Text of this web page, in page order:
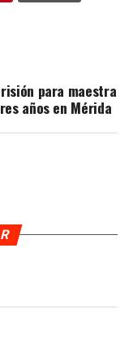
para maestra
años en Mérida